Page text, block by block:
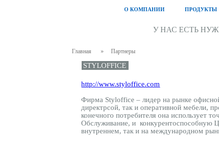
О КОМПАНИИ ПРОДУКТЫ
У НАС ЕСТЬ
Главная » Партнеры
STYLOFFICE
http://www.styloffice.com
Фирма Styloffice – лидер на рынке
директрсой, так и оперативной мебели,
конечного потребителя она использует
Обслуживание, и конкурентоспособную
внутреннем, так и на международном